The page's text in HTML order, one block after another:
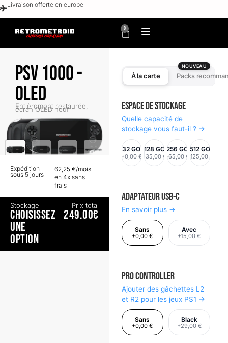
Livraison offerte en europe
0
PSV 1000 -
OLED
Entièrement restaurée,
écran OLED neuf
Expédition
sous 5 jours
62,25 €/mois
en 4x sans
frais
Stockage
CHOISISSEZ
UNE
OPTION
Prix total
249.00€
À la carte Packs
NOUVEAU
Espace de stockage
Quelle capacité de
stockage vous faut-il ? →
32 GO
+0,00 €
128 GO
+35,00 €
256 GO
+65,00 €
512 GO
+125,00 €
Adaptateur USB-C
En savoir plus →
Sans
+0,00 €
Avec
+15,00 €
Pro Controller
Ajouter des gâchettes L2
et R2 pour les jeux PS1 →
Sans
+0,00 €
Black
+29,00 €